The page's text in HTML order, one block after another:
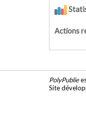
Actions
PolyPublie
Site